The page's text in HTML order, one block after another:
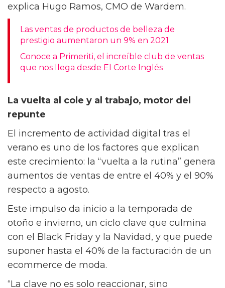
aprovechen el repunte de septiembre”,
explica Hugo Ramos, CMO de Wardem.
Las ventas de productos de belleza de
prestigio aumentaron un 9% en 2021
Conoce a Primeriti, el increíble club de ventas
La vuelta al cole y al trabajo, motor del
repunte
El incremento de actividad digital tras el
verano es uno de los factores que explican
este crecimiento: la “vuelta a la rutina” genera
aumentos de ventas de entre el 40% y el 90%
respecto a agosto.
Este impulso da inicio a la temporada de
otoño e invierno, un ciclo clave que culmina
con el Black Friday y la Navidad, y que puede
suponer hasta el 40% de la facturación de un
ecommerce de moda.